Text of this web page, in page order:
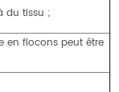
du tissu ;
en flocons peut être